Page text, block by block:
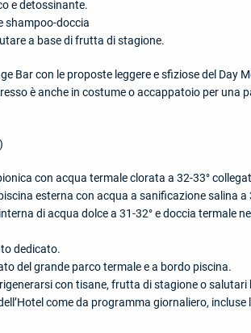
e detossinante.
shampoo-doccia
a base di frutta di stagione.
Bar con le proposte leggere e sfiziose del Day
è anche in costume o accappatoio per una
con acqua termale clorata a 32-33°
esterna con acqua a sanificazione salina a
di acqua dolce a 31-32° e doccia termale
dedicato.
del grande parco termale e a bordo piscina.
con tisane, frutta di stagione o
come da programma giornaliero,